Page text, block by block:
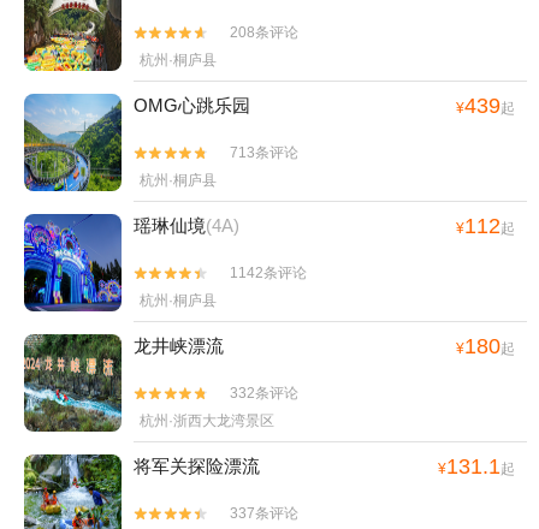


208条评论
杭州·桐庐县
OMG心跳乐园 ¥439起


713条评论
杭州·桐庐县
瑶琳仙境(4A) ¥112起


1142条评论
杭州·桐庐县
龙井峡漂流 ¥180起


332条评论
杭州·浙西大龙湾景区
将军关探险漂流 ¥131.1起

 337条评论